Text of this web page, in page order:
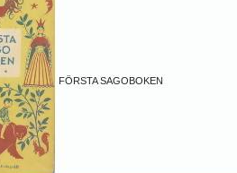
FÖRSTA SAGOBOKEN